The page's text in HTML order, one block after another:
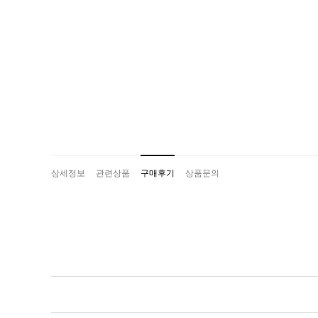
상세정보 관련상품 구매후기 상품문의